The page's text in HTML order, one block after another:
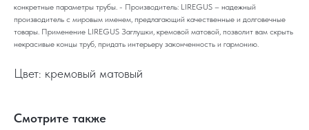
конкретные параметры трубы. - Производитель: LIREGUS – надежный
производитель с мировым именем, предлагающий качественные и долговечные
товары. Применение LIREGUS Заглушки, кремовой матовой, позволит вам скрыть
некрасивые концы труб, придать интерьеру законченность и гармонию.
Цвет: кремовый матовый
Смотрите также